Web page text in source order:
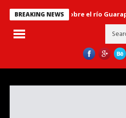
BREAKING NEWS
‘El Libertador’ sobre el río